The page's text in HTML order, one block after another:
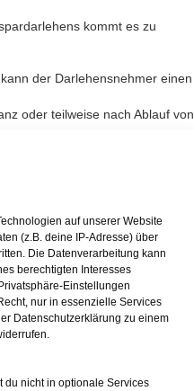
auf unserer Website
(z.B. deine IP-Adresse) über
Die Datenverarbeitung kann
berechtigten Interesses
Einstellungen
nur in essenzielle Services
Datenschutzerklärung zu einem
du nicht in optionale Services
kommt es zu
der Darlehensnehmer einen
oder teilweise nach Ablauf von
Einhaltung einer
Sollzinssatz getroffen, so
an die Stelle des Zeitpunkts des
o. g. Kündigungsvorschrift
anwendbar ist.